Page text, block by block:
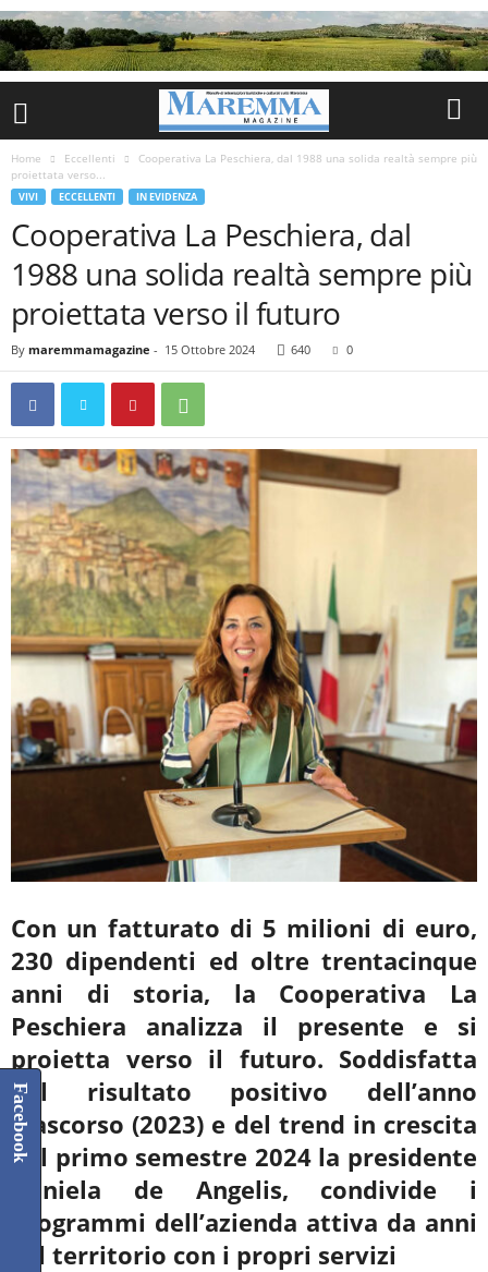
Home Eccellenti
Cooperativa La Peschiera, dal 1988 una solida realtà sempre più
proiettata verso...
VIVI ECCELLENTI IN EVIDENZA
Cooperativa La Peschiera, dal
1988 una solida realtà sempre più
proiettata verso il futuro
By maremmamagazine - 15 Ottobre 2024 640 0
Con un fatturato di 5 milioni di euro,
230 dipendenti ed oltre trentacinque
anni di storia, la Cooperativa La
Peschiera analizza il presente e si
proietta verso il futuro. Soddisfatta
del risultato positivo dell’anno
trascorso (2023) e del trend in crescita
del primo semestre 2024 la presidente
Daniela de Angelis, condivide i
programmi dell’azienda attiva da anni
sul territorio con i propri servizi
Facebook